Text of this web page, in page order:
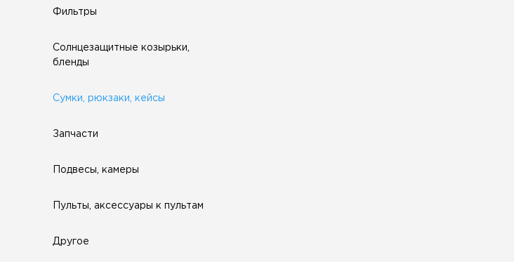
Фильтры
Солнцезащитные козырьки,
бленды
Сумки, рюкзаки, кейсы
Запчасти
Подвесы, камеры
Пульты, аксессуары к пультам
Другое